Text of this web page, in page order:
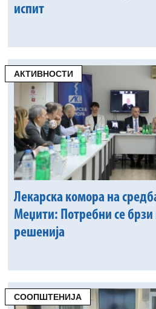
испит
АКТИВНОСТИ
Лекарска комора на
Меџити: Потребни се
решенија
СООПШТЕНИЈА